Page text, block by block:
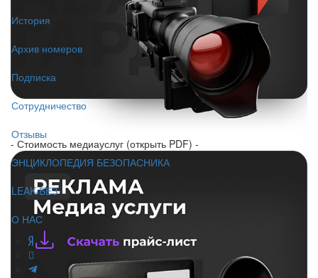
История
Архив номеров
Подписка
Сотрудничество
Отзывы
ЭНЦИКЛОПЕДИЯ БЕЗОПАСНИКА
LEAK-БЕЗ
О НАС
- Стоимость медиауслуг (открыть PDF) -